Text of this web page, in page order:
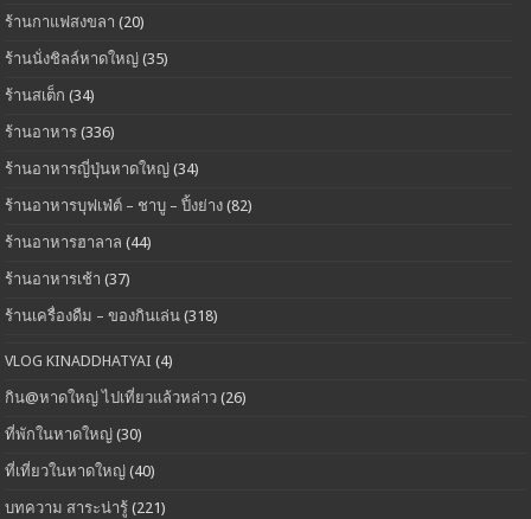
ร้านกาแฟสงขลา (20)
ร้านนั่งชิลล์หาดใหญ่ (35)
ร้านสเต็ก (34)
ร้านอาหาร (336)
ร้านอาหารญี่ปุ่นหาดใหญ่ (34)
ร้านอาหารบุฟเฟ่ต์ – ชาบู – ปิ้งย่าง (82)
ร้านอาหารฮาลาล (44)
ร้านอาหารเช้า (37)
ร้านเครื่องดืม – ของกินเล่น (318)
VLOG KINADDHATYAI (4)
กิน@หาดใหญ่ ไปเที่ยวแล้วหล่าว (26)
ที่พักในหาดใหญ่ (30)
ที่เที่ยวในหาดใหญ่ (40)
บทความ สาระน่ารู้ (221)